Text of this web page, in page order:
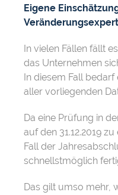
Eigene
In vielen Fällen fällt
das Unternehmen
In diesem Fall
aller vorliegenden
Da eine Prüfung in
auf den 31.12.2019
Fall der
schnellstmöglich
Das gilt umso mehr,